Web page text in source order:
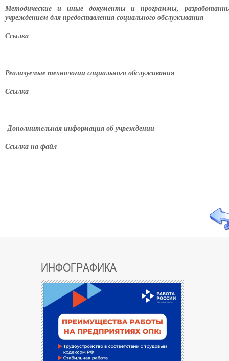
Методические и иные документы и программы,
учреждением для предоставления социального обслуживания
Ссылка
Реализуемые технологии социального обслуживания
Ссылка
Дополнительная информация об учреждении
Ссылка на файл
ИНФОГРАФИКА